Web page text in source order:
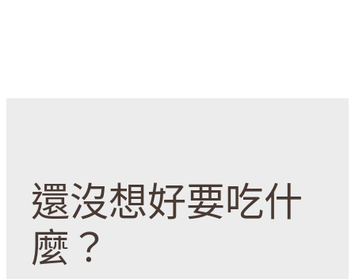
還沒想好要吃什
麼？